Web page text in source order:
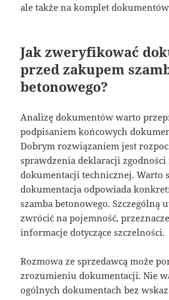
ale także na komplet
Jak zweryfikować
przed zakupem
betonowego?
Analizę dokumentów warto
podpisaniem końcowych
Dobrym rozwiązaniem jest
sprawdzenia deklaracji zgodności
dokumentacji technicznej. Warto
dokumentacja odpowiada
szamba betonowego. Szczególną
zwrócić na pojemność,
informacje dotyczące szczelności.
Rozmowa ze sprzedawcą może
zrozumieniu dokumentacji. Nie
ogólnych dokumentach bez